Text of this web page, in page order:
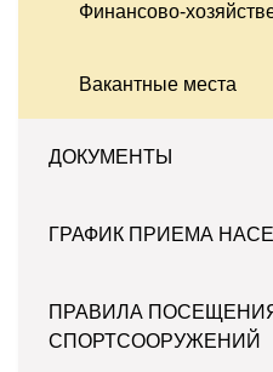
Финансово-
Вакантные места
ДОКУМЕНТЫ
ГРАФИК ПРИЕМА
ПРАВИЛА
СПОРТСООРУЖЕНИЙ